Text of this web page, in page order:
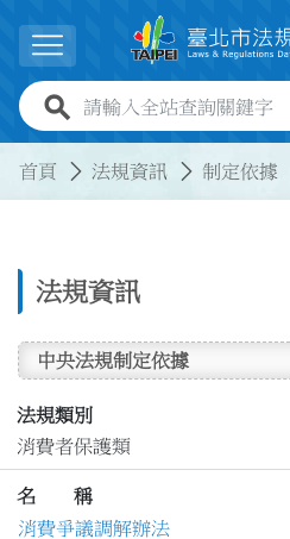
展開選單
全站查詢關鍵字欄位
首頁 法規資訊 制定依據
法規資訊
中央法規制定依據
法規類別
消費者保護類
名 稱
消費爭議調解辦法